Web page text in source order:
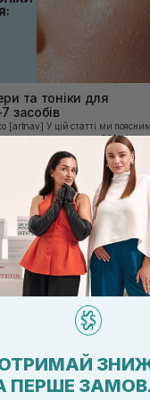
та тоніки для
засобів
крем працює лише на 50%, і як
саме вашої шкіри. Хибною є
— це зайвий е...
доставка від 3000
способи оплати
косметика
та лояльності
від косметологів
ПЕРШЕ